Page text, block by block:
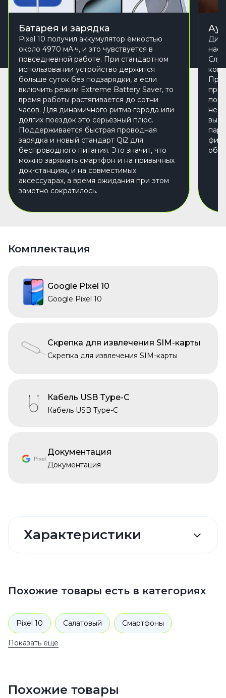
Батарея и зарядка
Pixel 10 получил аккумулятор ёмкостью
около 4970 мА·ч, и это чувствуется в
повседневной работе. При стандартном
использовании устройство держится
больше суток без подзарядки, а если
включить режим Extreme Battery Saver, то
время работы растягивается до сотни
часов. Для динамичного ритма города или
долгих поездок это серьёзный плюс.
Поддерживается быстрая проводная
зарядка и новый стандарт Qi2 для
беспроводного питания. Это значит, что
можно заряжать смартфон и на привычных
док-станциях, и на совместимых
аксессуарах, а время ожидания при этом
заметно сократилось.
не
Комплектация
Google Pixel 10
Google Pixel 10
Скрепка для извлечения SIM-карты
Скрепка для извлечения SIM-карты
Кабель USB Type-C
Кабель USB Type-C
Документация
Документация
Характеристики
Похожие товары есть в категориях
Pixel 10 Салатовый Смартфоны
Показать еще
Похожие товары